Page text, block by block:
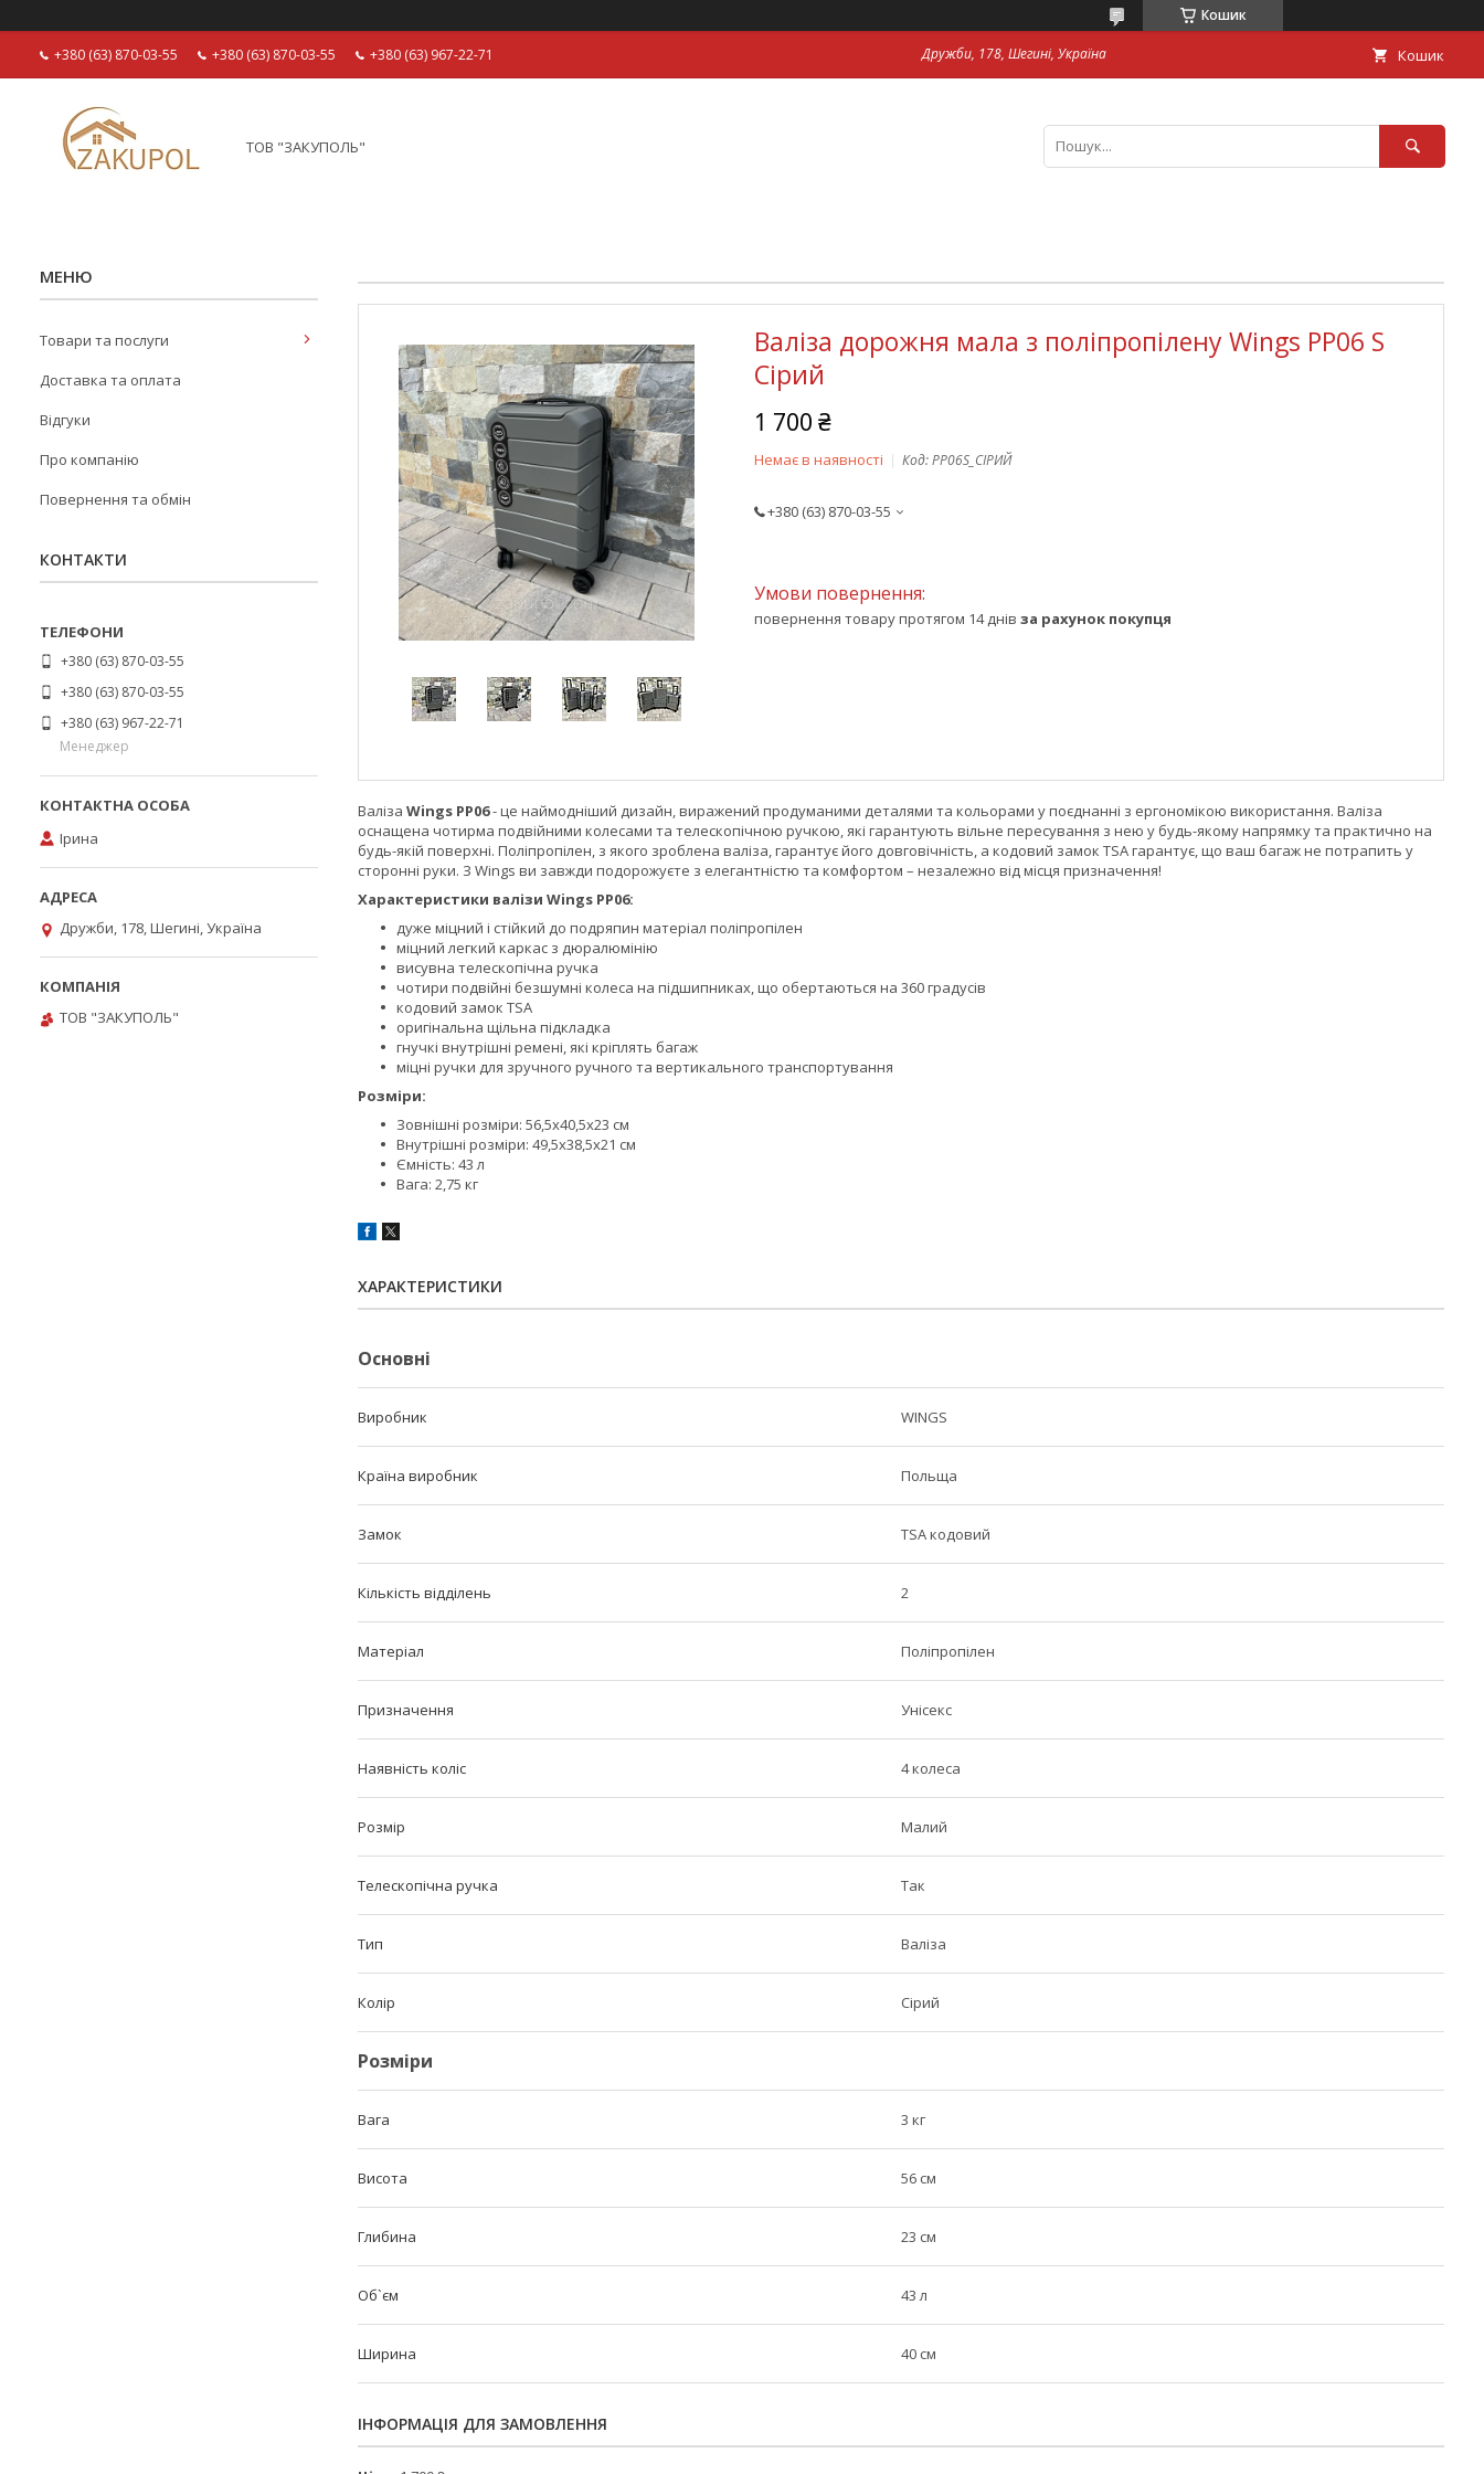
Кошик
+380 (63) 870-03-55 +380 (63) 870-03-55 +380 (63) 967-22-71 Дружби, 178, Шегині, Україна Кошик
ТОВ "ЗАКУПОЛЬ"
Валіза дорожня мала з поліпропілену Wings PP06 S
Сірий
1 700 ₴
Немає в наявності Код:PP06S_СІРИЙ
+380 (63) 870-03-55
повернення товару протягом 14 днів за рахунок покупця
Валіза Wings PP06- це наймодніший дизайн, виражений продуманими деталями та кольорами у поєднанні з ергономікою використання. Валіза
оснащена чотирма подвійними колесами та телескопічною ручкою, які гарантують вільне пересування з нею у будь-якому напрямку та практично на
будь-якій поверхні. Поліпропілен, з якого зроблена валіза, гарантує його довговічність, а кодовий замок TSA гарантує, що ваш багаж не потрапить у
сторонні руки. З Wings ви завжди подорожуєте з елегантністю та комфортом – незалежно від місця призначення!
Характеристики валізи Wings PP06:
дуже міцний і стійкий до подряпин матеріал поліпропілен
міцний легкий каркас з дюралюмінію
висувна телескопічна ручка
чотири подвійні безшумні колеса на підшипниках, що обертаються на 360 градусів
кодовий замок TSA
оригінальна щільна підкладка
гнучкі внутрішні ремені, які кріплять багаж
міцні ручки для зручного ручного та вертикального транспортування
Розміри:
Зовнішні розміри: 56,5x40,5x23 см
Внутрішні розміри: 49,5x38,5x21 см
Ємність: 43 л
Вага: 2,75 кг
ХАРАКТЕРИСТИКИ
Основні
Виробник WINGS
Країна виробник Польща
Замок TSA кодовий
Кількість відділень 2
Матеріал Поліпропілен
Призначення Унісекс
Наявність коліс 4 колеса
Розмір Малий
Телескопічна ручка Так
Тип Валіза
Колір Сірий
Розміри
Вага 3 кг
Висота 56 см
Глибина 23 см
Об`єм 43 л
Ширина 40 см
ІНФОРМАЦІЯ ДЛЯ ЗАМОВЛЕННЯ
Товари та послуги
Доставка та оплата
Відгуки
Про компанію
Повернення та обмін
КОНТАКТИ
+380 (63) 870-03-55
+380 (63) 870-03-55
+380 (63) 967-22-71
Менеджер
Ірина
Дружби, 178, Шегині, Україна
ТОВ "ЗАКУПОЛЬ"